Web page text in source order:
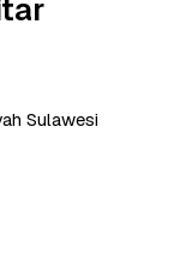
Sulawesi